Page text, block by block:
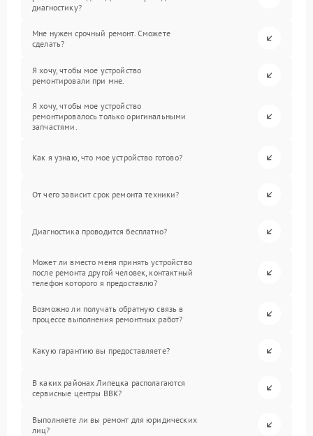
диагностику?
Мне нужен срочный ремонт. Сможете
сделать?
Я хочу, чтобы мое устройство
ремонтировали при мне.
Я хочу, чтобы мое устройство
ремонтировалось только оригинальными
запчастями.
Как я узнаю, что мое устройство готово?
От чего зависит срок ремонта техники?
Диагностика проводится бесплатно?
Может ли вместо меня принять устройство
после ремонта другой человек, контактный
телефон которого я предоставлю?
Возможно ли получать обратную связь в
процессе выполнения ремонтных работ?
Какую гарантию вы предоставляете?
В каких районах Липецка располагаются
сервисные центры BBK?
Выполняете ли вы ремонт для юридических
лиц?